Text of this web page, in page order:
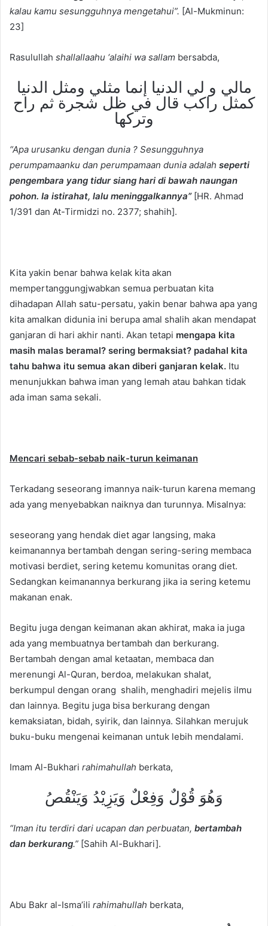
kalau kamu sesungguhnya mengetahui”. [Al-Mukminun:
23]
Rasulullah shallallaahu ‘alaihi wa sallam bersabda,
مالي و لي الدنيا إنما مثلي ومثل الدنيا
كمثل راكب قال في ظل شجرة ثم راح
وتركها
“Apa urusanku dengan dunia ? Sesungguhnya
perumpamaanku dan perumpamaan dunia adalah seperti
pengembara yang tidur siang hari di bawah naungan
pohon. Ia istirahat, lalu meninggalkannya”[HR. Ahmad
1/391 dan At-Tirmidzi no. 2377; shahih].
Kita yakin benar bahwa kelak kita akan
mempertanggungjwabkan semua perbuatan kita
dihadapan Allah satu-persatu, yakin benar bahwa apa yang
kita amalkan didunia ini berupa amal shalih akan mendapat
ganjaran di hari akhir nanti. Akan tetapi mengapa kita
masih malas beramal? sering bermaksiat? padahal kita
tahu bahwa itu semua akan diberi ganjaran kelak. Itu
menunjukkan bahwa iman yang lemah atau bahkan tidak
ada iman sama sekali.
Mencari sebab-sebab naik-turun keimanan
Terkadang seseorang imannya naik-turun karena memang
ada yang menyebabkan naiknya dan turunnya. Misalnya:
seseorang yang hendak diet agar langsing, maka
keimanannya bertambah dengan sering-sering membaca
motivasi berdiet, sering ketemu komunitas orang diet.
Sedangkan keimanannya berkurang jika ia sering ketemu
makanan enak.
Begitu juga dengan keimanan akan akhirat, maka ia juga
ada yang membuatnya bertambah dan berkurang.
Bertambah dengan amal ketaatan, membaca dan
merenungi Al-Quran, berdoa, melakukan shalat,
berkumpul dengan orang shalih, menghadiri mejelis ilmu
dan lainnya. Begitu juga bisa berkurang dengan
kemaksiatan, bidah, syirik, dan lainnya. Silahkan merujuk
buku-buku mengenai keimanan untuk lebih mendalami.
Imam Al-Bukhari rahimahullah berkata,
وَهُوَ قُوْلٌ وَفِعْلٌ وَيَزِيْدُ وَيَنْقُصُ
“Iman itu terdiri dari ucapan dan perbuatan, bertambah
dan berkurang.” [Sahih Al-Bukhari].
Abu Bakr al-Isma’ili rahimahullah berkata,